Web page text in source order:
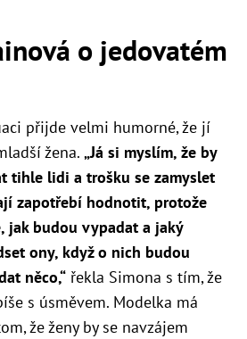
o jedovatém
přijde velmi humorné, že jí
žena. „Já si myslím, že by
tihle lidi a trošku se zamyslet
zapotřebí hodnotit, protože
jak budou vypadat a jaký
ony, když o nich budou
něco,“ řekla Simona s tím, že
s úsměvem. Modelka má
že ženy by se navzájem